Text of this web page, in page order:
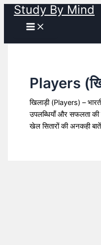
Skip
content
Study By Mind
Players
खिलाड़ी (Players) –
उपलब्धियाँ और सफलता
खेल सितारों की अनकही